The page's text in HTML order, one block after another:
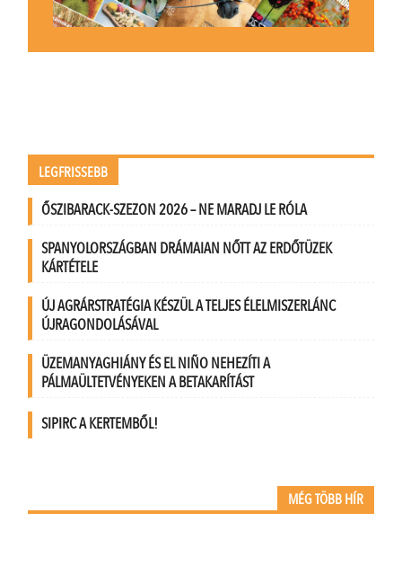
LEGFRISSEBB
ŐSZIBARACK-SZEZON 2026 – NE MARADJ LE RÓLA
SPANYOLORSZÁGBAN DRÁMAIAN NŐTT AZ ERDŐTÜZEK
KÁRTÉTELE
ÚJ AGRÁRSTRATÉGIA KÉSZÜL A TELJES ÉLELMISZERLÁNC
ÚJRAGONDOLÁSÁVAL
ÜZEMANYAGHIÁNY ÉS EL NIÑO NEHEZÍTI A
PÁLMAÜLTETVÉNYEKEN A BETAKARÍTÁST
SIPIRC A KERTEMBŐL!
MÉG TÖBB HÍR